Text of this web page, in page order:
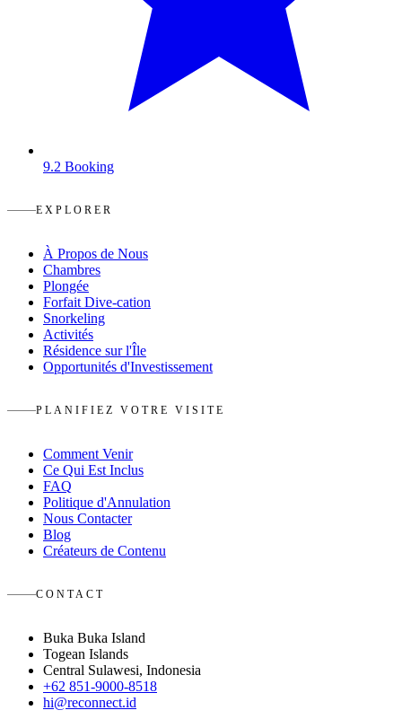
9.2 Booking
EXPLORER
À Propos de Nous
Chambres
Plongée
Forfait Dive-cation
Snorkeling
Activités
Résidence sur l'Île
Opportunités d'Investissement
PLANIFIEZ VOTRE VISITE
Comment Venir
Ce Qui Est Inclus
FAQ
Politique d'Annulation
Nous Contacter
Blog
Créateurs de Contenu
CONTACT
Buka Buka Island
Togean Islands
Central Sulawesi, Indonesia
+62 851-9000-8518
hi@reconnect.id